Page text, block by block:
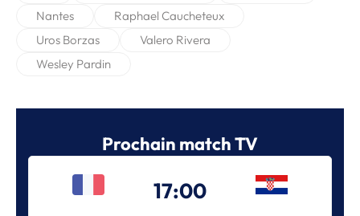
Nantes
Raphael Caucheteux
Uros Borzas
Valero Rivera
Wesley Pardin
Prochain match TV
17:00